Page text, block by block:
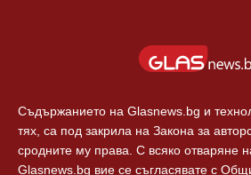
Съдържанието на Glasnews.bg и
тях, са под закрила на Закона за
сродните му права. С всяко отваряне
Glasnews.bg вие се съгласявате с